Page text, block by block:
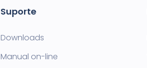
Suporte
Downloads
Manual on-line